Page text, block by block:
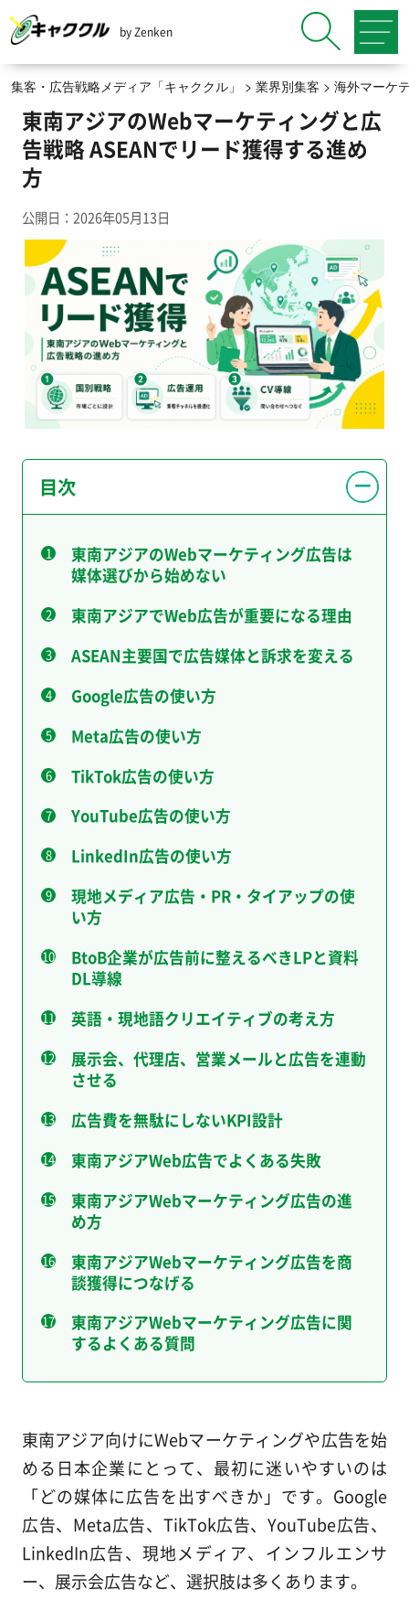
by Zenken
集客・広告戦略メディア「キャククル」 > 業界別集客 > 海外マーケ
東南アジアのWebマーケティングと広
告戦略 ASEANでリード獲得する進め
方
公開日：2026年05月13日
目次
東南アジアのWebマーケティング広告は
媒体選びから始めない
東南アジアでWeb広告が重要になる理由
ASEAN主要国で広告媒体と訴求を変える
Google広告の使い方
Meta広告の使い方
TikTok広告の使い方
YouTube広告の使い方
LinkedIn広告の使い方
現地メディア広告・PR・タイアップの使
い方
BtoB企業が広告前に整えるべきLPと資料
DL導線
英語・現地語クリエイティブの考え方
展示会、代理店、営業メールと広告を連動
させる
広告費を無駄にしないKPI設計
東南アジアWeb広告でよくある失敗
東南アジアWebマーケティング広告の進
め方
東南アジアWebマーケティング広告を商
談獲得につなげる
東南アジアWebマーケティング広告に関
するよくある質問
東南アジア向けにWebマーケティングや広告を始
める日本企業にとって、最初に迷いやすいのは
「どの媒体に広告を出すべきか」です。Google
広告、Meta広告、TikTok広告、YouTube広告、
LinkedIn広告、現地メディア、インフルエンサ
ー、展示会広告など、選択肢は多くあります。